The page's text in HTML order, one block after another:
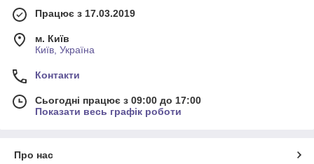
Працює з 17.03.2019
м. Київ
Київ, Україна
Контакти
Сьогодні працює з 09:00 до 17:00
Показати весь графік роботи
Про нас